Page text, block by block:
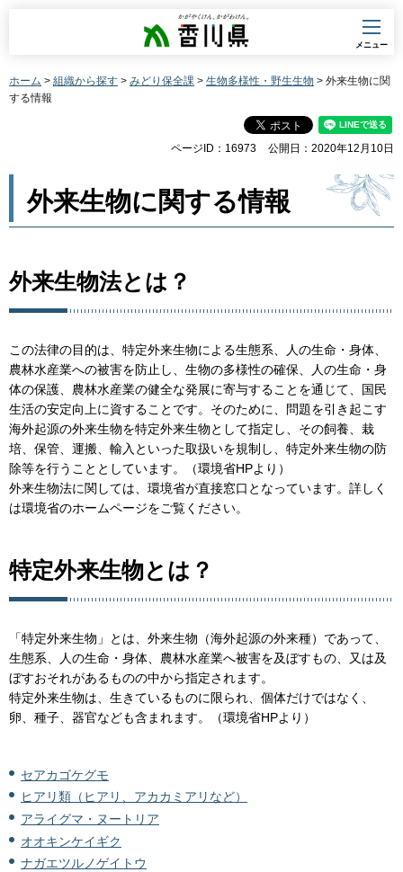
香川県
メニュー
ホーム > 組織から探す > みどり保全課 > 生物多様性・野生生物 > 外来生物に関
する情報
ページID：16973 公開日：2020年12月10日
外来生物に関する情報
外来生物法とは？
この法律の目的は、特定外来生物による生態系、人の生命・身体、
農林水産業への被害を防止し、生物の多様性の確保、人の生命・身
体の保護、農林水産業の健全な発展に寄与することを通じて、国民
生活の安定向上に資することです。そのために、問題を引き起こす
海外起源の外来生物を特定外来生物として指定し、その飼養、栽
培、保管、運搬、輸入といった取扱いを規制し、特定外来生物の防
除等を行うこととしています。（環境省HPより）
外来生物法に関しては、環境省が直接窓口となっています。詳しく
は環境省のホームページをご覧ください。
特定外来生物とは？
「特定外来生物」とは、外来生物（海外起源の外来種）であって、
生態系、人の生命・身体、農林水産業へ被害を及ぼすもの、又は及
ぼすおそれがあるものの中から指定されます。
特定外来生物は、生きているものに限られ、個体だけではなく、
卵、種子、器官なども含まれます。（環境省HPより）
セアカゴケグモ
ヒアリ類（ヒアリ、アカカミアリなど）
アライグマ・ヌートリア
オオキンケイギク
ナガエツルノゲイトウ